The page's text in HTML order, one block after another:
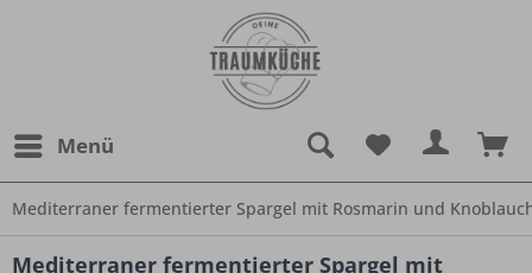
Menü
Mediterraner fermentierter Spargel mit Rosmarin und
Mediterraner fermentierter Spargel mit